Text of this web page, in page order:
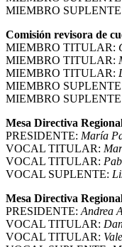
MIEMBRO
Comisión revisora de
MIEMBRO TITULAR:
MIEMBRO TITULAR:
MIEMBRO TITULAR:
MIEMBRO
MIEMBRO
Mesa Directiva
PRESIDENTE: María
VOCAL TITULAR:
VOCAL TITULAR:
VOCAL SUPLENTE:
Mesa Directiva
PRESIDENTE: Andrea
VOCAL TITULAR:
VOCAL TITULAR: